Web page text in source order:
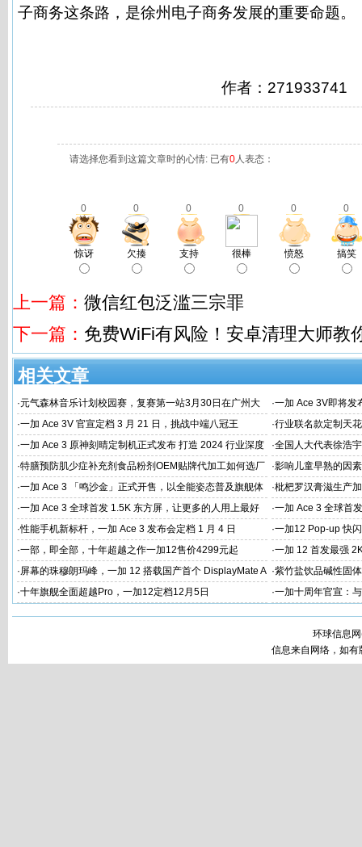
子商务这条路，是徐州电子商务发展的重要命题。
作者：271933741
请选择您看到这篇文章时的心情: 已有0人表态：
0 0 0 0 0 0
惊讶 欠揍 支持 很棒 愤怒 搞笑
上一篇： 微信红包泛滥三宗罪
下一篇： 免费WiFi有风险！安卓清理大师教
相关文章
·元气森林音乐计划校园赛，复赛第一站3月30日在广州大
学唱响
·一加 Ace 3V即将发
·一加 Ace 3V 官宣定档 3 月 21 日，挑战中端八冠王 ·行业联名款定制天
火速告罄
·一加 Ace 3 原神刻晴定制机正式发布 打造 2024 行业深度
定制新标杆
·全国人大代表徐浩
国建设
·特膳预防肌少症补充剂食品粉剂OEM贴牌代加工如何选厂
家
·影响儿童早熟的因
代工厂
·一加 Ace 3 「鸣沙金」正式开售，以全能姿态普及旗舰体
验
·枇杷罗汉膏滋生产
家
·一加 Ace 3 全球首发 1.5K 东方屏，让更多的人用上最好
的屏幕
·一加 Ace 3 全球首
屏幕体验
·性能手机新标杆，一加 Ace 3 发布会定档 1 月 4 日 ·一加12 Pop-up 快
·一部，即全部，十年超越之作一加12售价4299元起 ·一加 12 首发最强
·屏幕的珠穆朗玛峰，一加 12 搭载国产首个 DisplayMate A
+ 2K 东方屏
·紫竹盐饮品碱性固
工
·十年旗舰全面超越Pro，一加12定档12月5日 ·一加十周年官宣：
环球信息
信息来自网络，如